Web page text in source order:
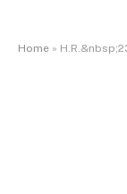
Home » H.R.&nbsp;2327&nbsp;(IH) – To